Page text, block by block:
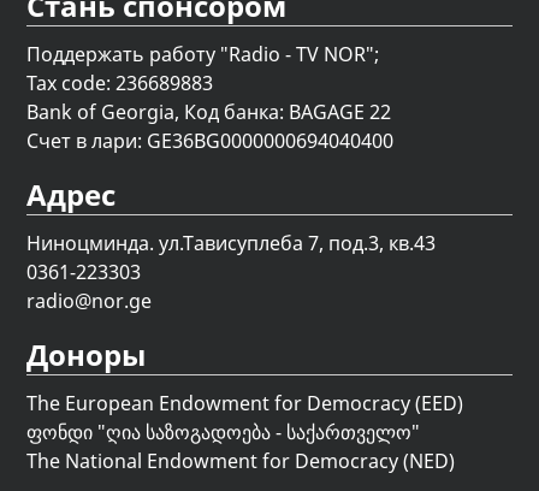
Поддержать работу "Radio - TV NOR";
Tax code: 236689883
Bank of Georgia, Код банка: BAGAGE 22
Счет в лари: GE36BG0000000694040400
Адрес
Ниноцминда. ул.Тависуплеба 7, под.3, кв.43
0361-223303
radio@nor.ge
Доноры
The European Endowment for Democracy (EED)
ფონდი "ღია საზოგადოება - საქართველო"
The National Endowment for Democracy (NED)